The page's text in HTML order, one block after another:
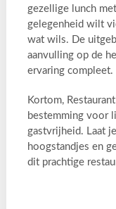
gezellige lunch
gelegenheid wilt
wat wils. De
aanvulling op de
ervaring compleet.
Kortom,
bestemming voor
gastvrijheid. Laat
hoogstandjes en
dit prachtige